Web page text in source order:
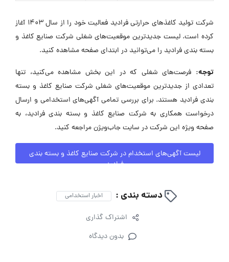
شرکت تولید کاغذهای حرارتی فرادید فعالیت خود را از سال ۱۴۰۳ آغاز
کرده است. لیست جدیدترین موقعیت‌های شغلی شرکت صنایع کاغذ و
بسته بندی فرادید را می‌توانید در ابتدای صفحه مشاهده کنید.
توجه: فرصت‌های شغلی که در این بخش مشاهده می‌کنید، تنها
تعدادی از جدیدترین موقعیت‌های شغلی شرکت صنایع کاغذ و بسته
بندی فرادید هستند. برای بررسی تمامی آگهی‌های استخدامی و ارسال
درخواست همکاری به شرکت صنایع کاغذ و بسته بندی فرادید، به
صفحه ویژه این شرکت در سایت جاب‌ویژن مراجعه کنید.
لیست آگهی‌های استخدام در شرکت صنایع کاغذ و بسته بندی
فرادید
دسته بندی : اخبار استخدامی
اشتراک گذاری
بدون دیدگاه